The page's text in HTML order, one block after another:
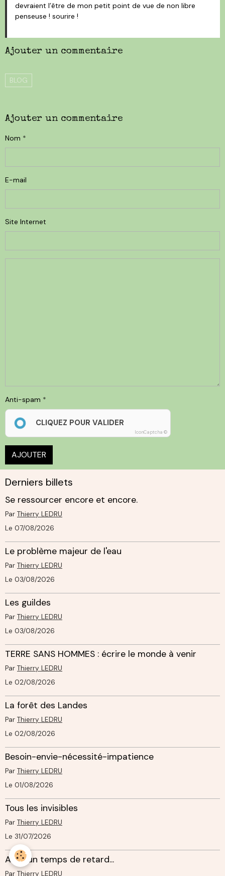
devraient l’être de mon petit point de vue de non libre
penseuse ! sourire !
Ajouter un commentaire
BLOG
Ajouter un commentaire
Nom
E-mail
Site Internet
Anti-spam
CLIQUEZ POUR VALIDER
IconCaptcha ©
AJOUTER
Derniers billets
Se ressourcer encore et encore.
Par Thierry LEDRU
Le 07/08/2026
Le problème majeur de l'eau
Par Thierry LEDRU
Le 03/08/2026
Les guildes
Par Thierry LEDRU
Le 03/08/2026
TERRE SANS HOMMES : écrire le monde à venir
Par Thierry LEDRU
Le 02/08/2026
La forêt des Landes
Par Thierry LEDRU
Le 02/08/2026
Besoin-envie-nécessité-impatience
Par Thierry LEDRU
Le 01/08/2026
Tous les invisibles
Par Thierry LEDRU
Le 31/07/2026
Avec un temps de retard...
Par Thierry LEDRU